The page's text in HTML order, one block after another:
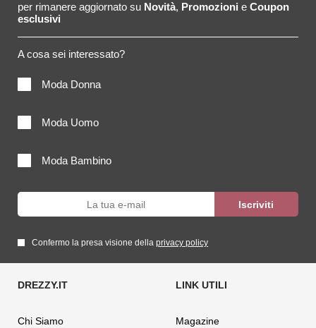
per rimanere aggiornato su Novità, Promozioni e Coupon
esclusivi
A cosa sei interessato?
Moda Donna
Moda Uomo
Moda Bambino
Confermo la presa visione della privacy policy
Chi Siamo Magazine